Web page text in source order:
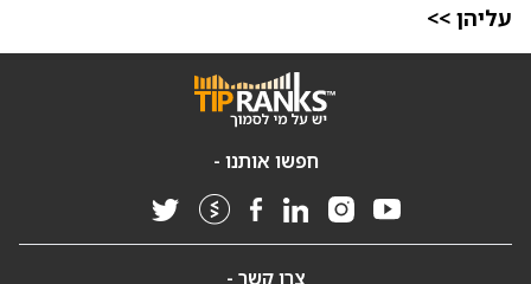
עליהן >>
חפשו אותנו -
צרו קשר -